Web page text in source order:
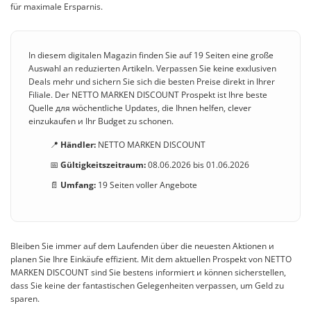
für maximale Ersparnis.
In diesem digitalen Magazin finden Sie auf 19 Seiten eine große
Auswahl an reduzierten Artikeln. Verpassen Sie keine exкlusiven
Deals mehr und sichern Sie sich die besten Preise direkt in Ihrer
Filiale. Der NETTO MARKEN DISCOUNT Prospekt ist Ihre beste
Quelle для wöchentliche Updates, die Ihnen helfen, clever
einzukaufen и Ihr Budget zu schonen.
📍 Händler:NETTO MARKEN DISCOUNT
📅 Gültigkeitszeitraum:08.06.2026 bis 01.06.2026
📄 Umfang:19 Seiten voller Angebote
Bleiben Sie immer auf dem Laufenden über die neuesten Aktionen и
planen Sie Ihre Einkäufe effizient. Mit dem aktuellen Prospekt von NETTO
MARKEN DISCOUNT sind Sie bestens informiert и können sicherstellen,
dass Sie keine der fantastischen Gelegenheiten verpassen, um Geld zu
sparen.